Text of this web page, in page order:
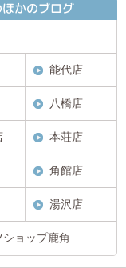
能代店
八橋店
本荘店
角館店
湯沢店
ショップ鹿角